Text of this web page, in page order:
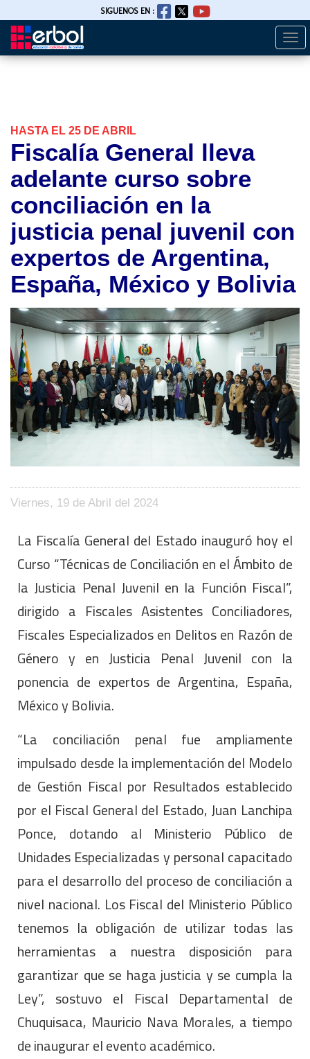
Pasar
SIGUENOS EN :
HASTA EL 25 DE ABRIL
Fiscalía General lleva
adelante curso sobre
conciliación en la
justicia penal juvenil con
expertos de Argentina,
España, México y Bolivia
Viernes, 19 de Abril del 2024
La Fiscalía General del Estado inauguró hoy el
Curso “Técnicas de Conciliación en el Ámbito de
la Justicia Penal Juvenil en la Función Fiscal”,
dirigido a Fiscales Asistentes Conciliadores,
Fiscales Especializados en Delitos en Razón de
Género y en Justicia Penal Juvenil con la
ponencia de expertos de Argentina, España,
México y Bolivia.
“La conciliación penal fue ampliamente
impulsado desde la implementación del Modelo
de Gestión Fiscal por Resultados establecido
por el Fiscal General del Estado, Juan Lanchipa
Ponce, dotando al Ministerio Público de
Unidades Especializadas y personal capacitado
para el desarrollo del proceso de conciliación a
nivel nacional. Los Fiscal del Ministerio Público
tenemos la obligación de utilizar todas las
herramientas a nuestra disposición para
garantizar que se haga justicia y se cumpla la
Ley”, sostuvo el Fiscal Departamental de
Chuquisaca, Mauricio Nava Morales, a tiempo
de inaugurar el evento académico.